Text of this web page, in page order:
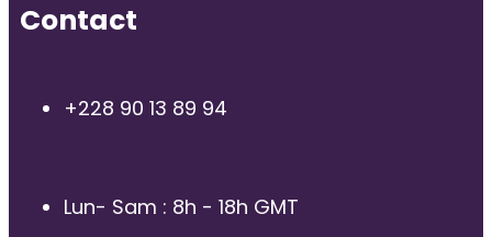
Contact
+228 90 13 89 94
Lun- Sam : 8h - 18h GMT